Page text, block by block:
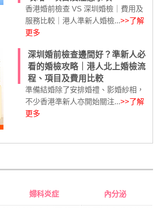
香港婚前檢查 VS 深圳婚檢｜費用及
服務比較｜港人準新人婚檢...>>了解
更多
深圳婚前檢查邊間好？準新人必
看的婚檢攻略｜港人北上婚檢流
程、項目及費用比較
準備結婚除了安排婚禮、影婚紗相，
不少香港準新人亦開始關注...>>了解
更多
婦科炎症 內分泌